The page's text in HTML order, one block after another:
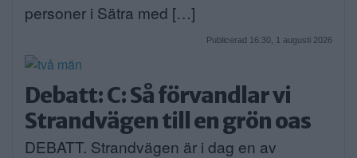
personer i Sätra med […]
Publicerad 16:30, 1 augusti 2026
Debatt: C: Så förvandlar vi
Strandvägen till en grön oas
DEBATT. Strandvägen är i dag en av